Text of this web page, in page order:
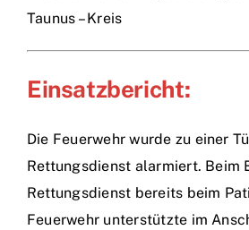
Taunus – Kreis
Einsatzbericht:
Die Feuerwehr wurde zu einer
Rettungsdienst alarmiert. Beim
Rettungsdienst bereits beim
Feuerwehr unterstützte im